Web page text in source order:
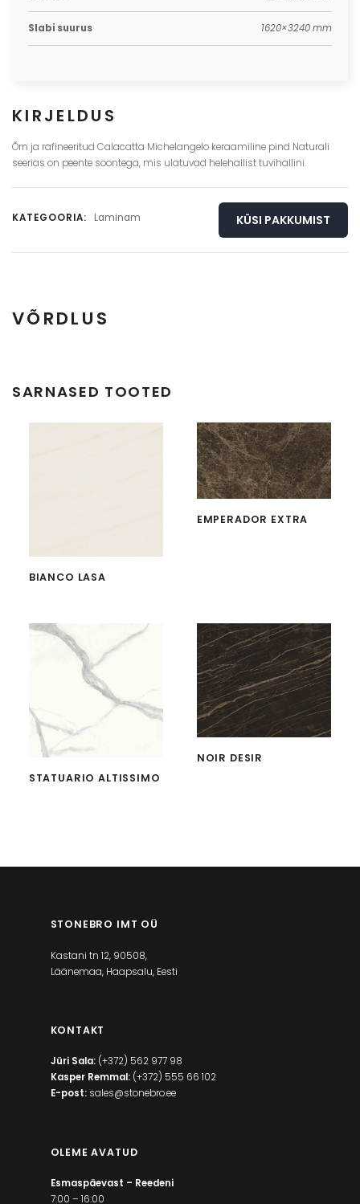
Slabi suurus 1620×3240 mm
KIRJELDUS
Õrn ja rafineeritud Calacatta Michelangelo keraamiline pind Naturali
seerias on peente soontega, mis ulatuvad helehallist tuvihallini.
KATEGOORIA: Laminam KÜSI PAKKUMIST
VÕRDLUS
Täisplaat
SARNASED TOOTED
BIANCO LASA
EMPERADOR EXTRA
STATUARIO ALTISSIMO
NOIR DESIR
STONEBRO IMT OÜ
Kastani tn 12, 90508,
Läänemaa, Haapsalu, Eesti
KONTAKT
Jüri Sala: (+372) 562 977 98
Kasper Remmal: (+372) 555 66 102
E-post: sales@stonebro.ee
OLEME AVATUD
Esmaspäevast – Reedeni
7:00 – 16:00